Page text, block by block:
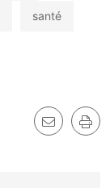
santé